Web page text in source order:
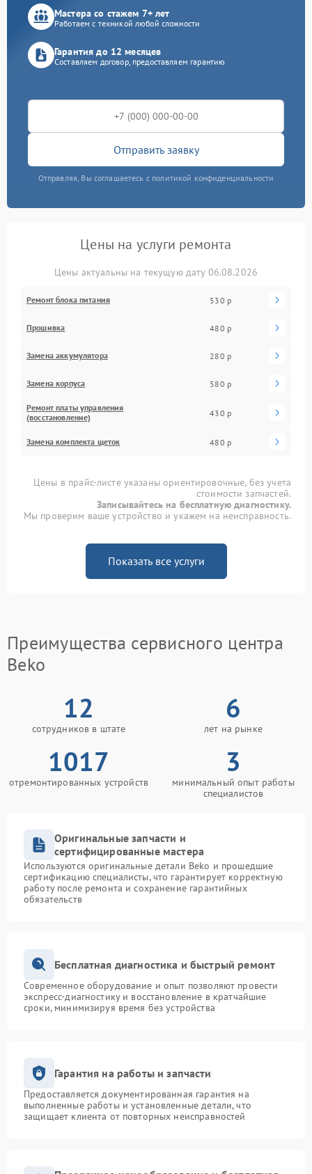
Мастера со стажем 7+ лет
Работаем с техникой любой сложности
Гарантия до 12 месяцев
Составляем договор, предоставляем гарантию
Отправить заявку
Отправляя, Вы соглашаетесь с политикой конфиденциальности
Цены на услуги ремонта
Цены актуальны на текущую дату 06.08.2026
Ремонт блока питания 530 р
Прошивка 480 р
Замена аккумулятора 280 р
Замена корпуса 580 р
Ремонт платы управления
(восстановление)
430 р
Замена комплекта щеток 480 р
Цены в прайс-листе указаны ориентировочные, без учета
стоимости запчастей.
Записывайтесь на бесплатную диагностику.
Мы проверим ваше устройство и укажем на неисправность.
Показать все услуги
Преимущества сервисного центра
Beko
12
сотрудников в штате
6
лет на рынке
1017
отремонтированных устройств
3
минимальный опыт работы
специалистов
Оригинальные запчасти и
сертифицированные мастера
Используются оригинальные детали Beko и прошедшие
сертификацию специалисты, что гарантирует корректную
работу после ремонта и сохранение гарантийных
обязательств
Бесплатная диагностика и быстрый ремонт
Современное оборудование и опыт позволяют провести
экспресс-диагностику и восстановление в кратчайшие
сроки, минимизируя время без устройства
Гарантия на работы и запчасти
Предоставляется документированная гарантия на
выполненные работы и установленные детали, что
защищает клиента от повторных неисправностей